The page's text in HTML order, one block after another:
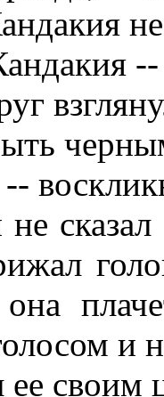
--
сказал
и
своим